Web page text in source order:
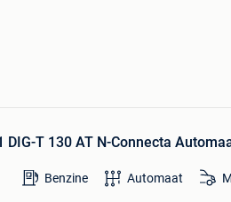
DIG-T 130 AT N-Connecta
Benzine Automaat